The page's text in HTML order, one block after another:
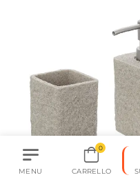
MENU
0
CARRELLO